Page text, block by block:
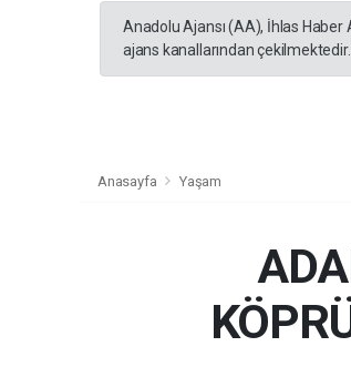
Anadolu Ajansı (AA), İhlas
ajans kanallarından
Anasayfa Yaşam